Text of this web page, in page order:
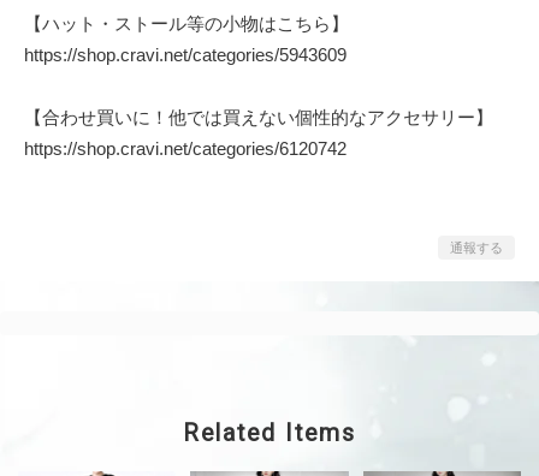
【ハット・ストール等の小物はこちら】
https://shop.cravi.net/categories/5943609
【合わせ買いに！他では買えない個性的なアクセサリー】
https://shop.cravi.net/categories/6120742
通報する
Related Items